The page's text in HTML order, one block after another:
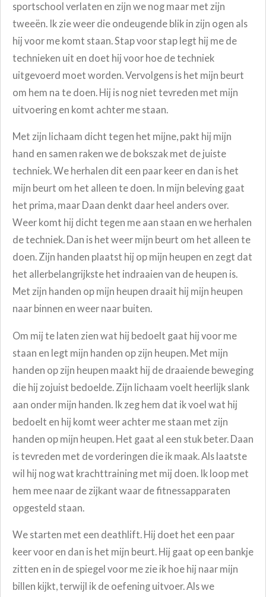
sportschool verlaten en zijn we nog maar met zijn
tweeën. Ik zie weer die ondeugende blik in zijn ogen als
hij voor me komt staan. Stap voor stap legt hij me de
technieken uit en doet hij voor hoe de techniek
uitgevoerd moet worden. Vervolgens is het mijn beurt
om hem na te doen. Hij is nog niet tevreden met mijn
uitvoering en komt achter me staan.
Met zijn lichaam dicht tegen het mijne, pakt hij mijn
hand en samen raken we de bokszak met de juiste
techniek. We herhalen dit een paar keer en dan is het
mijn beurt om het alleen te doen. In mijn beleving gaat
het prima, maar Daan denkt daar heel anders over.
Weer komt hij dicht tegen me aan staan en we herhalen
de techniek. Dan is het weer mijn beurt om het alleen te
doen. Zijn handen plaatst hij op mijn heupen en zegt dat
het allerbelangrijkste het indraaien van de heupen is.
Met zijn handen op mijn heupen draait hij mijn heupen
naar binnen en weer naar buiten.
Om mij te laten zien wat hij bedoelt gaat hij voor me
staan en legt mijn handen op zijn heupen. Met mijn
handen op zijn heupen maakt hij de draaiende beweging
die hij zojuist bedoelde. Zijn lichaam voelt heerlijk slank
aan onder mijn handen. Ik zeg hem dat ik voel wat hij
bedoelt en hij komt weer achter me staan met zijn
handen op mijn heupen. Het gaat al een stuk beter. Daan
is tevreden met de vorderingen die ik maak. Als laatste
wil hij nog wat krachttraining met mij doen. Ik loop met
hem mee naar de zijkant waar de fitnessapparaten
opgesteld staan.
We starten met een deathlift. Hij doet het een paar
keer voor en dan is het mijn beurt. Hij gaat op een bankje
zitten en in de spiegel voor me zie ik hoe hij naar mijn
billen kijkt, terwijl ik de oefening uitvoer. Als we